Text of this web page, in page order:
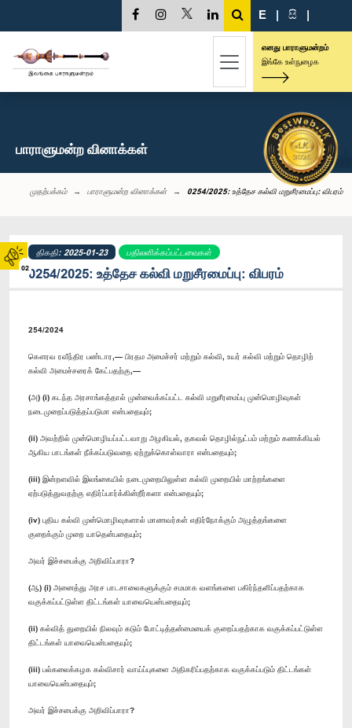
02
E | සි |
எனது பாராளுமன்றம்
இங்கே உள்நுழைக
பாராளுமன்ற வினாக்கள்
முதற்பக்கம் பாராளுமன்ற வினாக்கள் 0254/2025: உத்தேச கல்வி மறுசீரமைப்பு: விபரம்
திகதி: 2025-01-23 பதிலளிக்கப்பட்டவைகள்
0254/2025: உத்தேச கல்வி மறுசீரமைப்பு: விபரம்
254/2024
கௌரவ ரவீந்திர பண்டார,— பிரதம அமைச்சர் மற்றும் கல்வி, உயர் கல்வி மற்றும் தொழிற்
கல்வி அமைச்சரைக் கேட்பதற்கு,—
(அ) (i) கடந்த அரசாங்கத்தால் முன்வைக்கப்பட்ட கல்வி மறுசீரமைப்பு முன்மொழிவுகள்
நடைமுறைப்படுத்தப்படுமா என்பதையும்;
(ii) அவற்றில் முன்மொழியப்பட்டவாறு அழகியல், தகவல் தொழில்நுட்பம் மற்றும் கணக்கியல்
ஆகிய பாடங்கள் நீக்கப்படுவதை ஏற்றுக்கொள்வாரா என்பதையும்;
(iii) இன்றளவில் இலங்கையில் நடைமுறையிலுள்ள கல்வி முறையில் மாற்றங்களை
ஏற்படுத்துவதற்கு எதிர்ப்பார்க்கின்றீர்களா என்பதையும்;
(iv) புதிய கல்வி முன்மொழிவுகளால் மாணவர்கள் எதிர்நோக்கும் அழுத்தங்களை
குறைக்கும் முறை யாதென்பதையும்;
அவர் இச்சபைக்கு அறிவிப்பாரா?
(ஆ) (i) அனைத்து அரச பாடசாலைகளுக்கும் சமமாக வளங்களை பகிர்ந்தளிப்பதற்காக
வகுக்கப்பட்டுள்ள திட்டங்கள் யாவையென்பதையும்;
(ii) கல்வித் துறையில் நிலவும் கடும் போட்டித்தன்மையைக் குறைப்பதற்காக வகுக்கப்பட்டுள்ள
திட்டங்கள் யாவையென்பதையும்;
(iii) பல்கலைக்கழக கல்விசார் வாய்ப்புகளை அதிகரிப்பதற்காக வகுக்கப்படும் திட்டங்கள்
யாவையென்பதையும்;
அவர் இச்சபைக்கு அறிவிப்பாரா?